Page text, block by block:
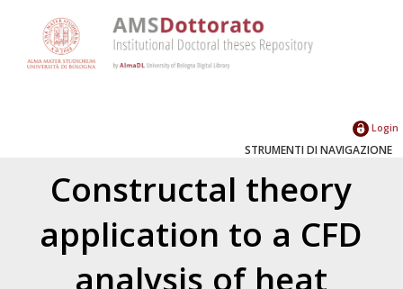
Login
STRUMENTI DI NAVIGAZIONE
Constructal theory
application to a CFD
analysis of heat